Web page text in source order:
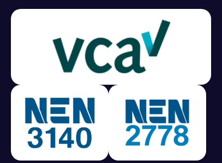
M
Gratis offerte in 24 uur
Geen lekkage? Geen betaling.
Vast tarief van € 395,- exc btw.
Rapport binnen 3 werkdagen.
100% RIsicovrij.
Vaak vergoed door verzekeraar.